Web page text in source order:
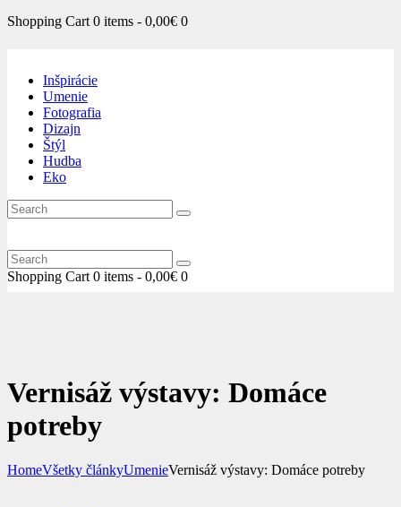
Shopping Cart 0 items - 0,00€ 0
Inšpirácie
Umenie
Fotografia
Dizajn
Štýl
Hudba
Eko
Shopping Cart 0 items - 0,00€ 0
Vernisáž výstavy: Domáce
potreby
HomeVšetky článkyUmenieVernisáž výstavy: Domáce potreby